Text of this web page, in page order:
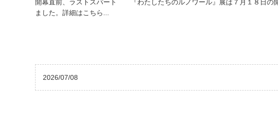
開幕直前、ラストスパート 『わたしたちのルノワール』展は７月１８日の
ました。詳細はこちら...
2026/07/08